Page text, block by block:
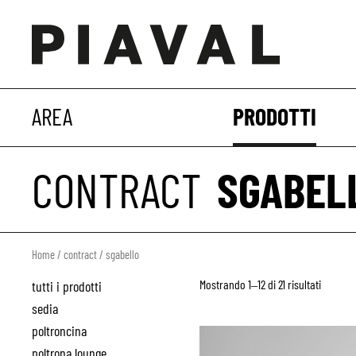
AREA PRODOTTI
CONTRACT
Home/ contract/ sgabello
tutti i prodotti
sedia
poltroncina
Mostrando 1–12 di 21 risultati